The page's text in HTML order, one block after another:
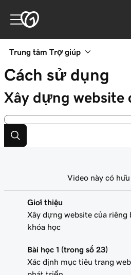
Trung tâm Trợ giúp
Cách sử dụng
Xây dựng website
Giới thiệu
Xây dựng website của riêng
khóa học
Bài học 1 (trong số 23)
Xác định mục tiêu trang
Video này có